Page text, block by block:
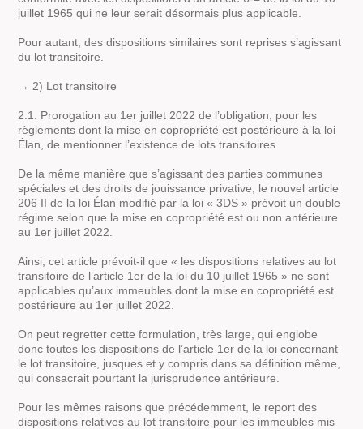
juillet 1965 qui ne leur serait désormais plus applicable.
Pour autant, des dispositions similaires sont reprises s’agissant
du lot transitoire.
→ 2) Lot transitoire
2.1. Prorogation au 1er juillet 2022 de l’obligation, pour les
règlements dont la mise en copropriété est postérieure à la loi
Élan, de mentionner l’existence de lots transitoires
De la même manière que s’agissant des parties communes
spéciales et des droits de jouissance privative, le nouvel article
206 II de la loi Élan modifié par la loi « 3DS » prévoit un double
régime selon que la mise en copropriété est ou non antérieure
au 1er juillet 2022.
Ainsi, cet article prévoit-il que « les dispositions relatives au lot
transitoire de l’article 1er de la loi du 10 juillet 1965 » ne sont
applicables qu’aux immeubles dont la mise en copropriété est
postérieure au 1er juillet 2022.
On peut regretter cette formulation, très large, qui englobe
donc toutes les dispositions de l’article 1er de la loi concernant
le lot transitoire, jusques et y compris dans sa définition même,
qui consacrait pourtant la jurisprudence antérieure.
Pour les mêmes raisons que précédemment, le report des
dispositions relatives au lot transitoire pour les immeubles mis